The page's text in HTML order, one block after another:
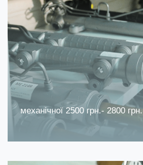
механічної 2500 грн.- 2800 грн.